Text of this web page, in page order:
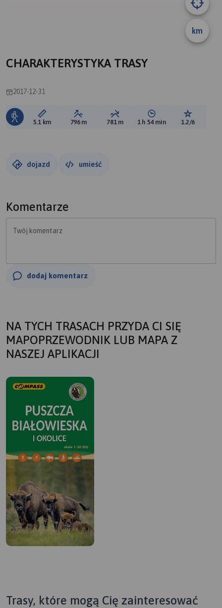
km
CHARAKTERYSTYKA TRASY
2017-12-31
Długość trasy:
5.1 km Suma przewyższeń:
796 m Suma spadków:
781 m Średni czas potrzebny
1 h 54 min Ocena
1.2/6
dojazd umieść
Komentarze
Twój komentarz
dodaj komentarz
NA TYCH TRASACH PRZYDA CI SIĘ
MAPOPRZEWODNIK LUB MAPA Z
NASZEJ APLIKACJI
Trasy, które mogą Cię zainteresować